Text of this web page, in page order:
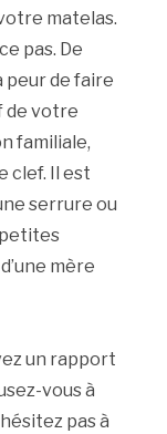
matelas.
pas. De
peur de faire
de votre
familiale,
clef. Il est
serrure ou
mère
un rapport
vous à
pas à